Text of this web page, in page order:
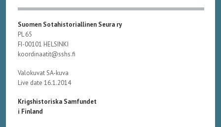
Suomen Sotahistoriallinen Seura ry
PL 65
FI-00101 HELSINKI
koordinaatit@sshs.fi
Valokuvat SA-kuva
Live date 16.1.2014
Krigshistoriska Samfundet
i Finland